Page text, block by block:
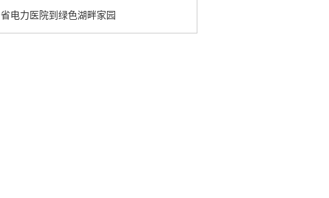
省电力医院到绿色湖畔家园